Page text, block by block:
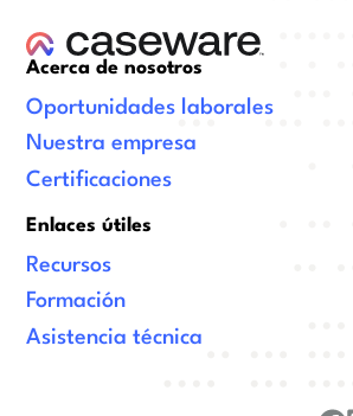
Acerca de nosotros
Oportunidades laborales
Nuestra empresa
Certificaciones
Enlaces útiles
Recursos
Formación
Asistencia técnica